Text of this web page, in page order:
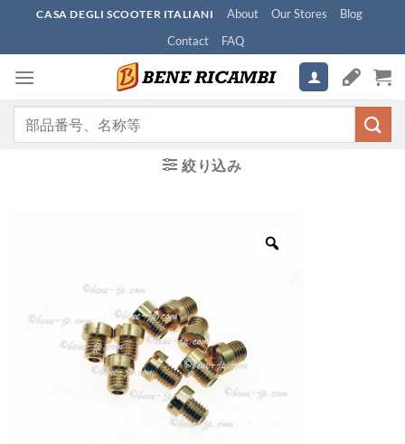
content
CASA DEGLI SCOOTER ITALIANI About Our Stores
Blog
Contact
FAQ
絞り込み